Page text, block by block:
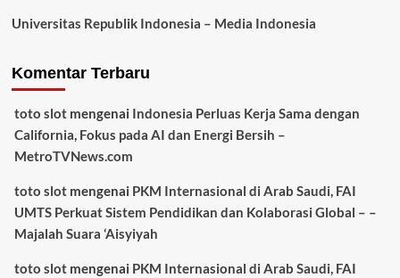
Universitas Republik Indonesia – Media Indonesia
Komentar Terbaru
toto slotmengenai Indonesia Perluas Kerja Sama dengan
California, Fokus pada AI dan Energi Bersih –
MetroTVNews.com
toto slotmengenai PKM Internasional di Arab Saudi, FAI
UMTS Perkuat Sistem Pendidikan dan Kolaborasi Global – –
Majalah Suara ‘Aisyiyah
toto slotmengenai PKM Internasional di Arab Saudi, FAI